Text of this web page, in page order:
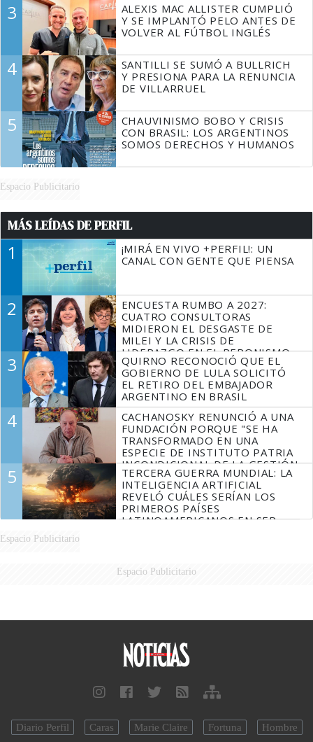
3
ALEXIS MAC ALLISTER CUMPLIÓ
Y SE IMPLANTÓ PELO ANTES DE
VOLVER AL FÚTBOL INGLÉS
4
SANTILLI SE SUMÓ A BULLRICH
Y PRESIONA PARA LA RENUNCIA
DE VILLARRUEL
5
CHAUVINISMO BOBO Y CRISIS
CON BRASIL: LOS ARGENTINOS
SOMOS DERECHOS Y HUMANOS
Espacio Publicitario
MÁS LEÍDAS DE PERFIL
1
¡MIRÁ EN VIVO +PERFIL!: UN
CANAL CON GENTE QUE PIENSA
2
ENCUESTA RUMBO A 2027:
CUATRO CONSULTORAS
MIDIERON EL DESGASTE DE
MILEI Y LA CRISIS DE
LIDERAZGO EN EL PERONISMO
3
QUIRNO RECONOCIÓ QUE EL
GOBIERNO DE LULA SOLICITÓ
EL RETIRO DEL EMBAJADOR
ARGENTINO EN BRASIL
4
CACHANOSKY RENUNCIÓ A UNA
FUNDACIÓN PORQUE "SE HA
TRANSFORMADO EN UNA
ESPECIE DE INSTITUTO PATRIA
INCONDICIONAL DE LA GESTIÓN
DE MILEI"
5
TERCERA GUERRA MUNDIAL: LA
INTELIGENCIA ARTIFICIAL
REVELÓ CUÁLES SERÍAN LOS
PRIMEROS PAÍSES
LATINOAMERICANOS EN SER
Espacio Publicitario
Espacio Publicitario
Diario Perfil Caras Marie Claire Fortuna Hombre